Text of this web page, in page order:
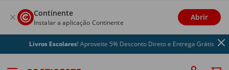
Continente
Instalar a aplicação Continente
Abrir
Livros Escolares! Aproveite 5% Desconto Direto e Entrega Grátis